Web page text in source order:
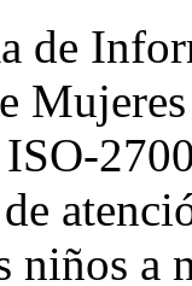
de
niños a